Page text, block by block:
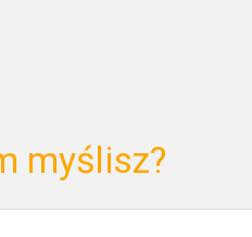
myślisz?